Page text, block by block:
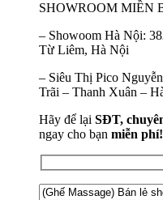
SHOWROOM MIỀN
– Showoom Hà Nội:
Từ Liêm, Hà Nội
– Siêu Thị Pico
Trãi – Thanh Xuân –
Hãy để lại SĐT,
ngay cho bạn miễn phí!